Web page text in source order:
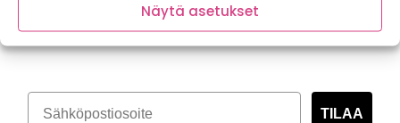
Näytä asetukset
Tilaa kasvispitoinen uutiskirje
TILAA